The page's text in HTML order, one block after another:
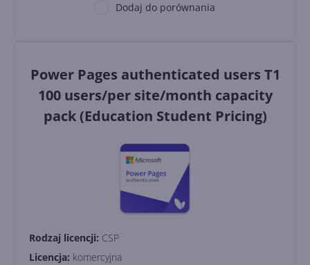
Dodaj do porównania
Power Pages authenticated users T1
100 users/per site/month capacity
pack (Education Student Pricing)
Rodzaj licencji: CSP
Licencja: komercyjna